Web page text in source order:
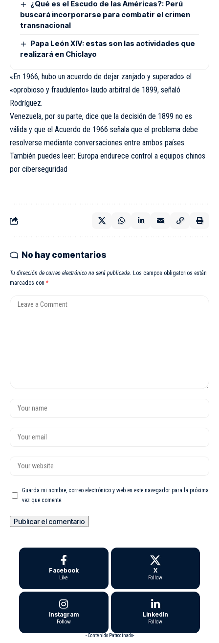
¿Qué es el Escudo de las Américas?: Perú
buscará incorporarse para combatir el crimen
transnacional
Papa León XIV: estas son las actividades que
realizará en Chiclayo
«En 1966, hubo un acuerdo de dejar zanjado y superado» el
«oprobioso y fraudulento» laudo arbitral de 1899, señaló
Rodríguez.
Venezuela, por su parte, dice que la decisión de 1899 no es
válida y que el Acuerdo de 1966 señala que el problema debe
resolverse mediante conversaciones entre ambos países.
También puedes leer: Europa endurece control a equipos chinos
por ciberseguridad
No hay comentarios
Tu dirección de correo electrónico no será publicada. Los campos obligatorios están
marcados con *
Guarda mi nombre, correo electrónico y web en este navegador para la próxima
vez que comente.
Facebook
Like
X
Follow
Instagram
Follow
LinkedIn
Follow
- Contenido Patrocinado-